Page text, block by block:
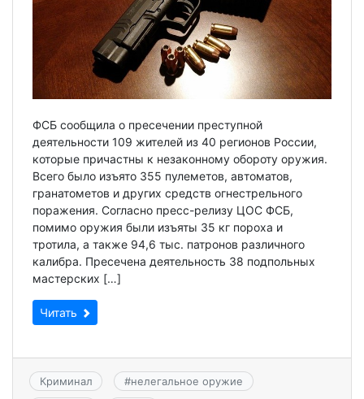
ФСБ сообщила о пресечении преступной
деятельности 109 жителей из 40 регионов России,
которые причастны к незаконному обороту оружия.
Всего было изъято 355 пулеметов, автоматов,
гранатометов и других средств огнестрельного
поражения. Согласно пресс-релизу ЦОС ФСБ,
помимо оружия были изъяты 35 кг пороха и
тротила, а также 94,6 тыс. патронов различного
калибра. Пресечена деятельность 38 подпольных
мастерских […]
Читать
Криминал #нелегальное оружие